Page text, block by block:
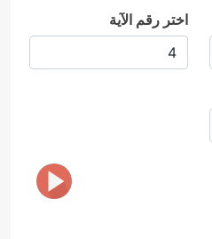
اختر رقم الآية